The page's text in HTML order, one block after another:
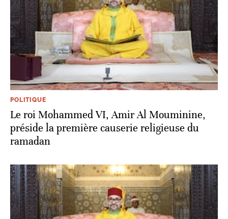
POLITIQUE
Le roi Mohammed VI, Amir Al Mouminine,
préside la première causerie religieuse du
ramadan